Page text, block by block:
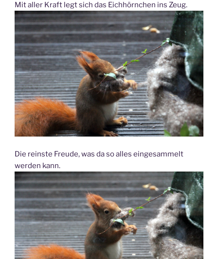
Mit aller Kraft legt sich das Eichhörnchen ins Zeug.
Die reinste Freude, was da so alles eingesammelt
werden kann.